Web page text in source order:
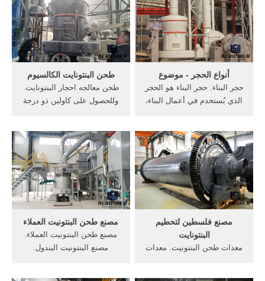
حجم ماكينة طحن احجار
Shanghai Company معالجة
الاحجار هذه المكائن الإستعمال
.
130 - linda-massageeu,
الرأسي مطحنة الأسطوانة
طحن الجدول سرعة سرعة
سرعة طاحونة, ارتفاع ضغط
سرعة متوسطة مطحنة .
طحن البنتونايت الكالسيوم
طحن معالجه احجار البنتونايت.
وللحصول على كاولين ذو درجة
وعادة ما يتم طحن خام
البنتونايت إلى أقل من 200
mesh ويتم تنشيط البنتونايت
بإضافة ..
أنواع الحجر - موضوع
حجر البناء. حجر البناء هو الحجر
الذي يُستخدم في أعمال البناء،
للبناء، وأصبح حالياً هو الطابع
الغالب على المباني الحديثة،
حيث أصبح بديلاً بشكل ظاهر
للطوب ...
مصنع طحن البنتونيت العملاء
مصنع طحن البنتونيت العملاء.
مصنع البنتونيت البندول.
مصنع فلسطين لتحطيم
البنتونايت
معدات طحن البنتونيت. معدات